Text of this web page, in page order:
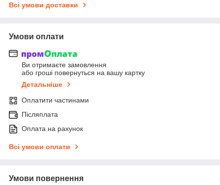
Всі умови доставки
Умови оплати
Ви отримаєте замовлення
або гроші повернуться на вашу картку
Детальніше
Оплатити частинами
Післяплата
Оплата на рахунок
Всі умови оплати
Умови повернення